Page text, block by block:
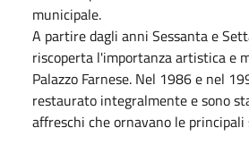
municipale.
A partire dagli anni Sessanta e
riscoperta l'importanza artistica e
Palazzo Farnese. Nel 1986 e nel
restaurato integralmente e sono
affreschi che ornavano le principali